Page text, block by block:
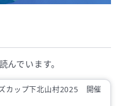
んでいます。
カップ下北山村2025 開催